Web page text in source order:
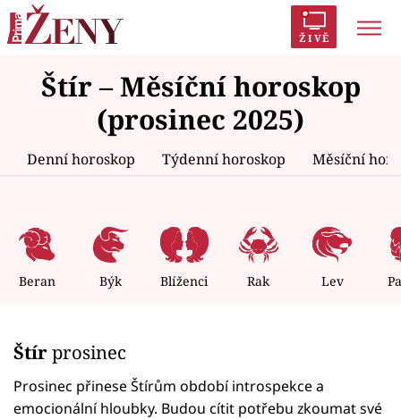
ŽIVĚ
Trendy: Polabí Inspekce Prostřeno!
AYTO?
Zrádci Proměny
Témata
Celebrity
Seriály
Horoskopy
Štír – Měsíční horoskop
(prosinec 2025)
Denní horoskop Týdenní horoskop Měsíční
Beran Býk Blíženci Rak Lev
Štírprosinec
Prosinec přinese Štírům období introspekce a
emocionální hloubky. Budou cítit potřebu zkoumat své